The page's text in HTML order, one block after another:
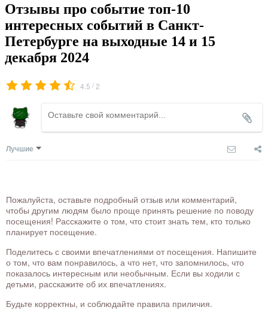
Отзывы про событие топ-10
интересных событий в Санкт-
Петербурге на выходные 14 и 15
декабря 2024
4.5 /2
Лучшие
Пожалуйста, оставьте подробный отзыв или комментарий,
чтобы другим людям было проще принять решение по поводу
посещения! Расскажите о том, что стоит знать тем, кто только
планирует посещение.
Поделитесь с своими впечатлениями от посещения. Напишите
о том, что вам понравилось, а что нет, что запомнилось, что
показалось интересным или необычным. Если вы ходили с
детьми, расскажите об их впечатлениях.
Будьте корректны, и соблюдайте правила приличия.